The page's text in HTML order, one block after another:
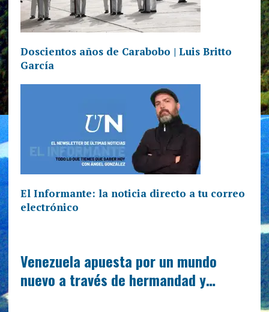
Doscientos años de Carabobo | Luis Britto
García
El Informante: la noticia directo a tu correo
electrónico
Venezuela apuesta por un mundo
nuevo a través de hermandad y…